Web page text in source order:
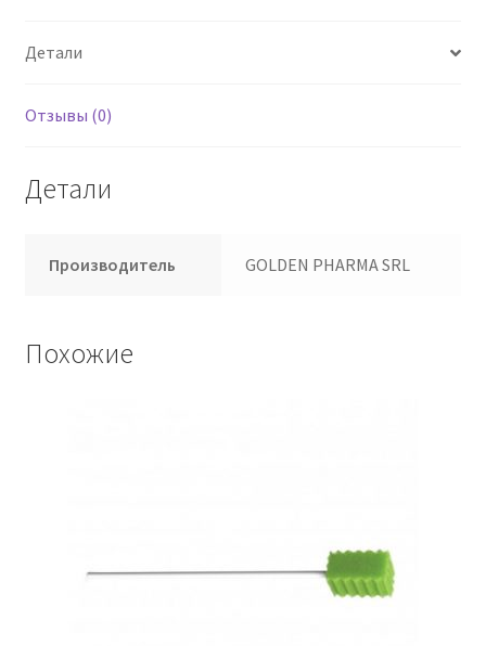
Детали
Отзывы (0)
Детали
Производитель GOLDEN PHARMA SRL
Похожие